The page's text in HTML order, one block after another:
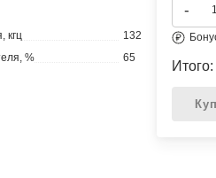
кгц
132
%
65
-
Итого: